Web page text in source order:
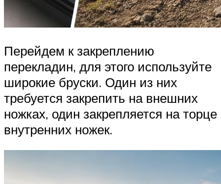
Перейдем к закреплению
перекладин, для этого используйте
широкие бруски. Один из них
требуется закрепить на внешних
ножках, один закрепляется на торце
внутренних ножек.